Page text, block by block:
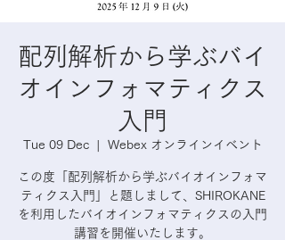
配列解析から学ぶバイ
オインフォマティクス
入門
Tue 09 Dec
  |
Webex オンラインイベント
この度「配列解析から学ぶバイオインフォマ
ティクス入門」と題しまして、SHIROKANE
を利用したバイオインフォマティクスの入門
講習を開催いたします。